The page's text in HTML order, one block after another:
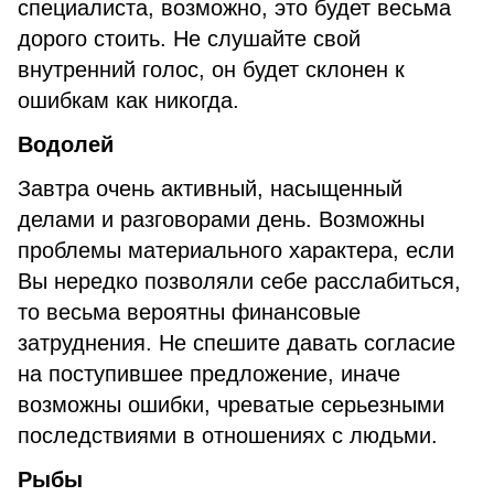
специалиста, возможно, это будет весьма
дорого стоить. Не слушайте свой
внутренний голос, он будет склонен к
ошибкам как никогда.
Водолей
Завтра очень активный, насыщенный
делами и разговорами день. Возможны
проблемы материального характера, если
Вы нередко позволяли себе расслабиться,
то весьма вероятны финансовые
затруднения. Не спешите давать согласие
на поступившее предложение, иначе
возможны ошибки, чреватые серьезными
последствиями в отношениях с людьми.
Рыбы